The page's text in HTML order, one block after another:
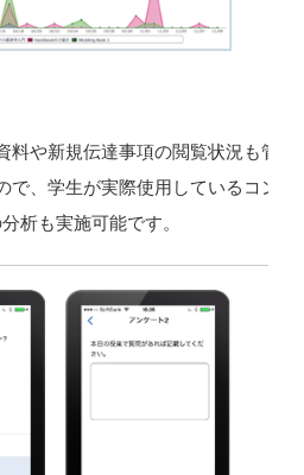
料や新規伝達事項の閲覧状況も管
で、学生が実際使用しているコン
析も実施可能です。